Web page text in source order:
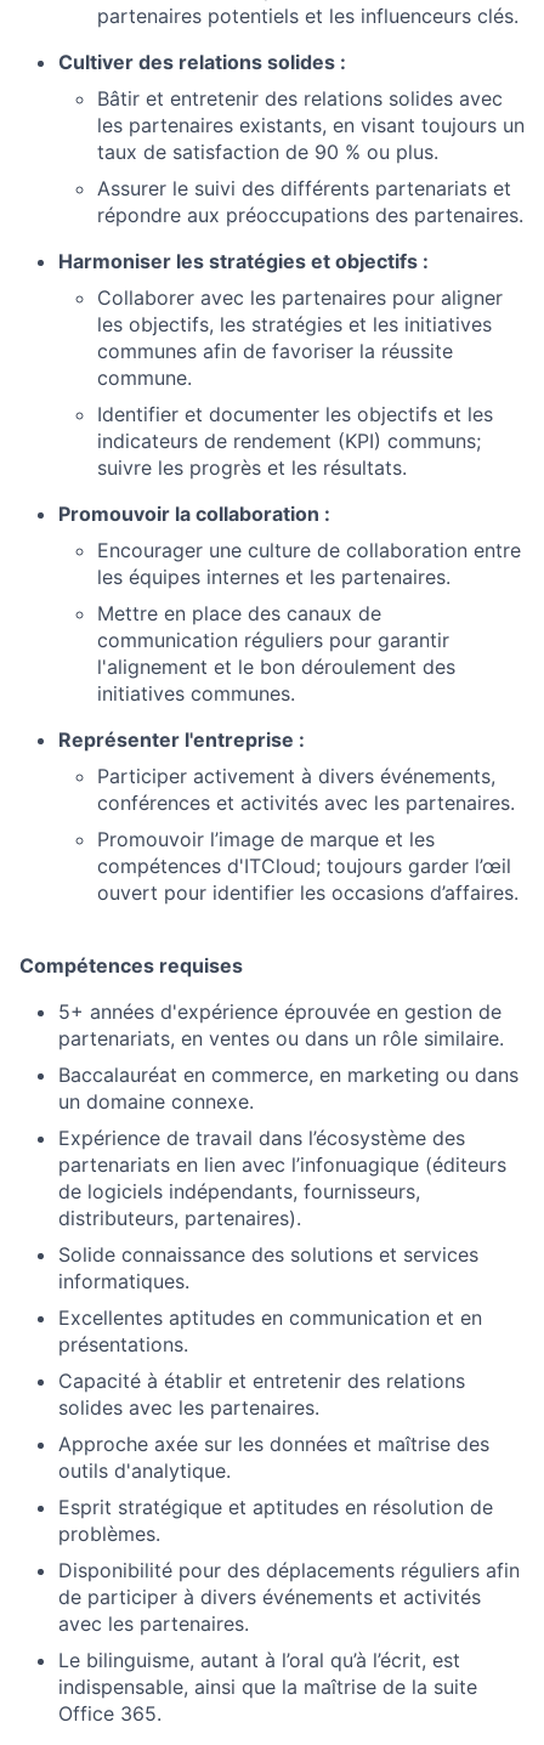
partenaires potentiels et les influenceurs clés.
Cultiver des relations solides :
Bâtir et entretenir des relations solides avec
les partenaires existants, en visant toujours un
taux de satisfaction de 90 % ou plus.
Assurer le suivi des différents partenariats et
répondre aux préoccupations des partenaires.
Harmoniser les stratégies et objectifs :
Collaborer avec les partenaires pour aligner
les objectifs, les stratégies et les initiatives
communes afin de favoriser la réussite
commune.
Identifier et documenter les objectifs et les
indicateurs de rendement (KPI) communs;
suivre les progrès et les résultats.
Promouvoir la collaboration :
Encourager une culture de collaboration entre
les équipes internes et les partenaires.
Mettre en place des canaux de
communication réguliers pour garantir
l'alignement et le bon déroulement des
initiatives communes.
Représenter l'entreprise :
Participer activement à divers événements,
conférences et activités avec les partenaires.
Promouvoir l’image de marque et les
compétences d'ITCloud; toujours garder l’œil
ouvert pour identifier les occasions d’affaires.
Compétences requises
5+ années d'expérience éprouvée en gestion de
partenariats, en ventes ou dans un rôle similaire.
Baccalauréat en commerce, en marketing ou dans
un domaine connexe.
Expérience de travail dans l’écosystème des
partenariats en lien avec l’infonuagique (éditeurs
de logiciels indépendants, fournisseurs,
distributeurs, partenaires).
Solide connaissance des solutions et services
informatiques.
Excellentes aptitudes en communication et en
présentations.
Capacité à établir et entretenir des relations
solides avec les partenaires.
Approche axée sur les données et maîtrise des
outils d'analytique.
Esprit stratégique et aptitudes en résolution de
problèmes.
Disponibilité pour des déplacements réguliers afin
de participer à divers événements et activités
avec les partenaires.
Le bilinguisme, autant à l’oral qu’à l’écrit, est
indispensable, ainsi que la maîtrise de la suite
Office 365.